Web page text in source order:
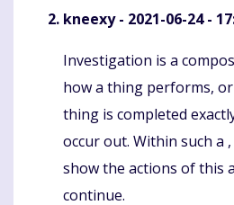
kneexy- 2021-06-24 -
Komentaras
Investigation is a
how a thing performs,
thing is completed
occur out. Within such a
show the actions of this
continue.